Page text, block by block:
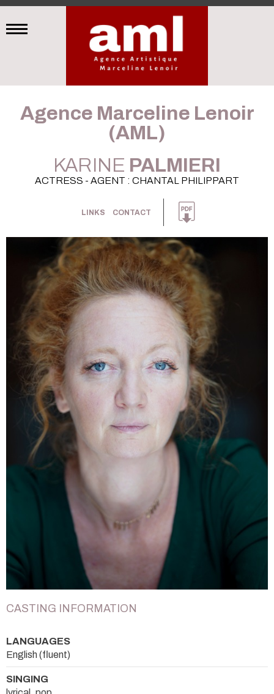
Agence Marceline Lenoir
(AML)
KARINE PALMIERI
ACTRESS - AGENT : CHANTAL PHILIPPART
LINKS CONTACT
CASTING INFORMATION
LANGUAGES
English (fluent)
SINGING